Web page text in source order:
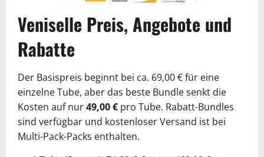
Veniselle Preis, Angebote und
Rabatte
Der Basispreis beginnt bei ca. 69,00 € für eine
einzelne Tube, aber das beste Bundle senkt die
Kosten auf nur49,00 € pro Tube. Rabatt-Bundles
sind verfügbar und kostenloser Versand ist bei
Multi-Pack-Packs enthalten.